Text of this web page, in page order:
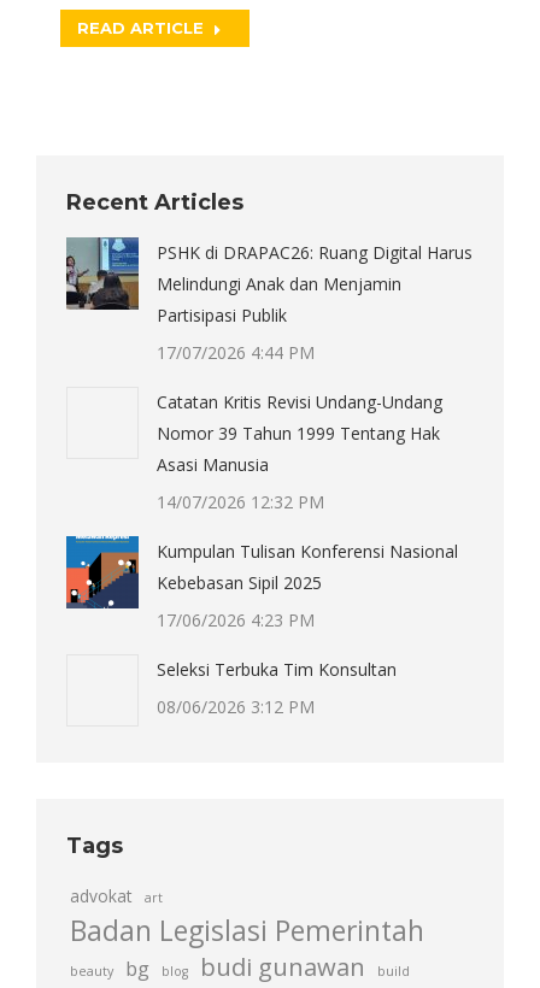
READ ARTICLE
Recent Articles
PSHK di DRAPAC26: Ruang Digital Harus
Melindungi Anak dan Menjamin
Partisipasi Publik
17/07/2026 4:44 PM
Catatan Kritis Revisi Undang-Undang
Nomor 39 Tahun 1999 Tentang Hak
Asasi Manusia
14/07/2026 12:32 PM
Kumpulan Tulisan Konferensi Nasional
Kebebasan Sipil 2025
17/06/2026 4:23 PM
Seleksi Terbuka Tim Konsultan
08/06/2026 3:12 PM
Tags
advokat art
Badan Legislasi Pemerintah
beauty bg blog budi gunawan build